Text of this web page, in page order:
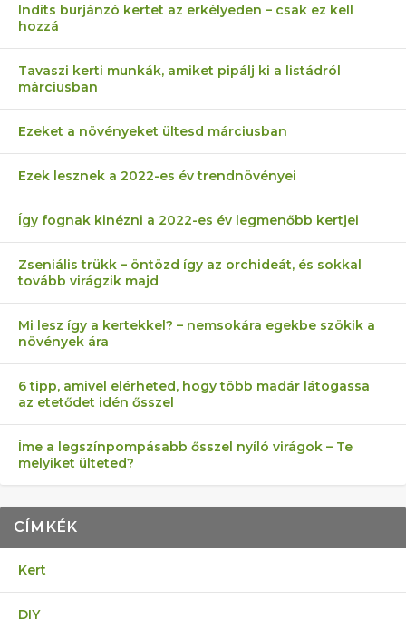
Indíts burjánzó kertet az erkélyeden – csak ez kell
hozzá
Tavaszi kerti munkák, amiket pipálj ki a listádról
márciusban
Ezeket a növényeket ültesd márciusban
Ezek lesznek a 2022-es év trendnövényei
Így fognak kinézni a 2022-es év legmenőbb kertjei
Zseniális trükk – öntözd így az orchideát, és sokkal
tovább virágzik majd
Mi lesz így a kertekkel? – nemsokára egekbe szökik a
növények ára
6 tipp, amivel elérheted, hogy több madár látogassa
az etetődet idén ősszel
Íme a legszínpompásabb ősszel nyíló virágok – Te
melyiket ülteted?
CÍMKÉK
Kert
DIY